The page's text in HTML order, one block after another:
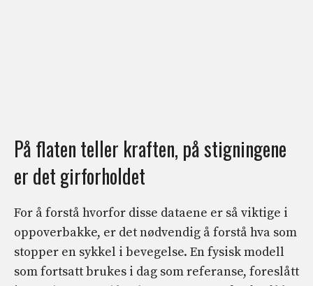
På flaten teller kraften, på stigningene
er det girforholdet
For å forstå hvorfor disse dataene er så viktige i
oppoverbakke, er det nødvendig å forstå hva som
stopper en sykkel i bevegelse. En fysisk modell
som fortsatt brukes i dag som referanse, foreslått